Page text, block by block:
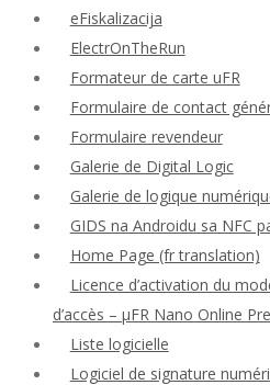
eFiskalizacija
ElectrOnTheRun
Formateur de carte uFR
Formulaire de contact
Formulaire revendeur
Galerie de Digital Logic
Galerie de logique
GIDS na Androidu sa NFC
Home Page (fr translation)
Licence d’activation du
d’accès – μFR Nano Online
Liste logicielle
Logiciel de signature